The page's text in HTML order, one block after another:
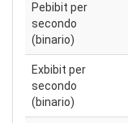
Pebibit per
secondo
(binario)
Exbibit per
secondo
(binario)